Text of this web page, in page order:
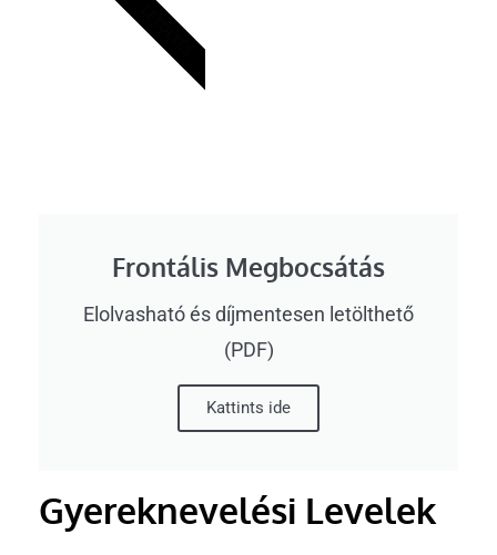
Frontális Megbocsátás
Elolvasható és díjmentesen letölthető
(PDF)
Kattints ide
LETÖLTÉS
Gyereknevelési Levelek